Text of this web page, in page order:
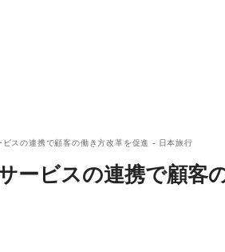
スの連携で顧客の働き方改革を促進 - 日本旅行
ービスの連携で顧客